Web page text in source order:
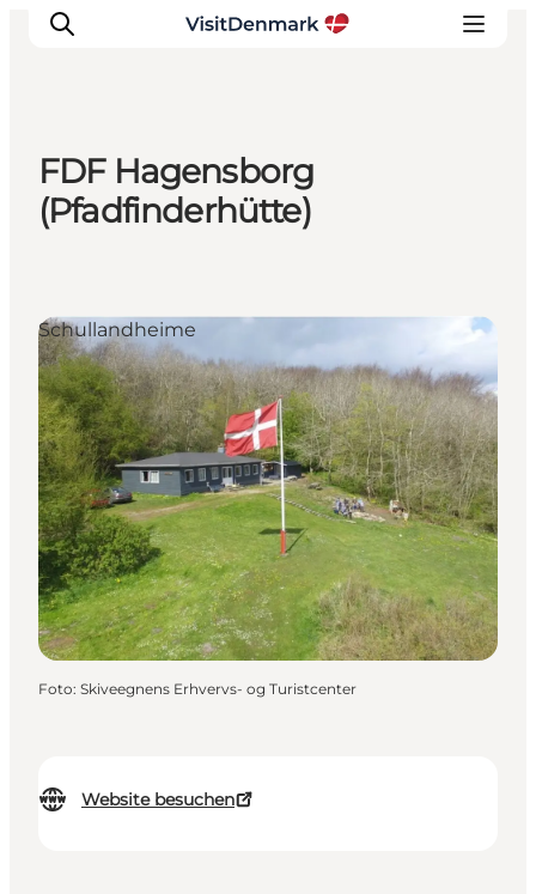
Inspiration
Regionen
Reiseplanung
FDF Hagensborg
(Pfadfinderhütte)
Website besuchen
Schullandheime
Foto: Skiveegnens Erhvervs- og Turistcenter